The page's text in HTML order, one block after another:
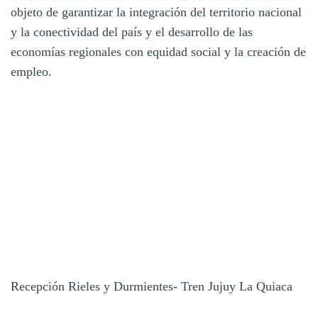
objeto de garantizar la integración del territorio nacional
y la conectividad del país y el desarrollo de las
economías regionales con equidad social y la creación de
empleo.
Recepción Rieles y Durmientes- Tren Jujuy La Quiaca